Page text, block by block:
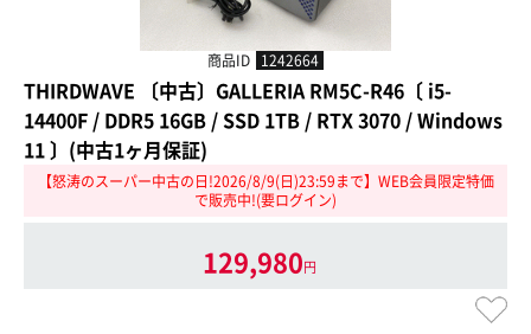
商品ID 1242664
THIRDWAVE 〔中古〕GALLERIA RM5C-R46〔 i5-
14400F / DDR5 16GB / SSD 1TB / RTX 3070 / Windows
11 〕(中古1ヶ月保証)
【怒涛のスーパー中古の日!2026/8/9(日)23:59まで】WEB会員限定特価
で販売中!(要ログイン)
129,980円